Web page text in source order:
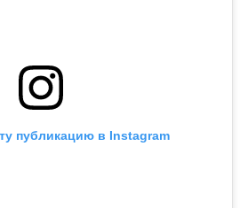
публикацию в Instagram